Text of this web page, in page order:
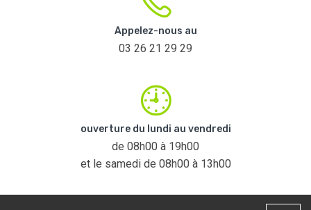
Appelez-nous au
03 26 21 29 29
ouverture du lundi au vendredi
de 08h00 à 19h00
et le samedi de 08h00 à 13h00